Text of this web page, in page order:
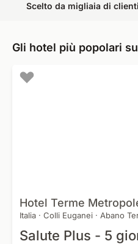
Scelto da migliaia di
Gli hotel più popolari
Hotel Terme
Italia · Colli Euganei · Abano